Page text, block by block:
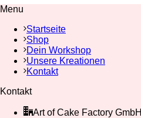
Menu
Startseite
Shop
Dein Workshop
Unsere Kreationen
Kontakt
Kontakt
Art of Cake Factory GmbH